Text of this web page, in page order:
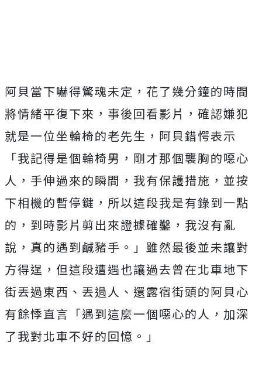
阿貝當下嚇得驚魂未定，花了幾分鐘的時間
將情緒平復下來，事後回看影片，確認嫌犯
就是一位坐輪椅的老先生， 阿貝錯愕表示
「我記得是個輪椅男，剛才那個襲胸的噁心
人，手伸過來的瞬間，我有保護措施，並按
下相機的暫停鍵，所以這段我是有錄到一點
的，到時影片剪出來證據確鑿，我沒有亂
說，真的遇到鹹豬手。」雖然最後並未讓對
方得逞，但這段遭遇也讓過去曾在北車地下
街丟過東西、丟過人、還露宿街頭的阿貝心
有餘悸直言 「遇到這麼一個噁心的人，加深
了我對北車不好的回憶。」